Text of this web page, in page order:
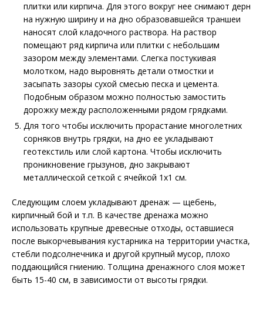
плитки или кирпича. Для этого вокруг нее снимают дерн
на нужную ширину и на дно образовавшейся траншеи
наносят слой кладочного раствора. На раствор
помещают ряд кирпича или плитки с небольшим
зазором между элементами. Слегка постукивая
молотком, надо выровнять детали отмостки и
засыпать зазоры сухой смесью песка и цемента.
Подобным образом можно полностью замостить
дорожку между расположенными рядом грядками.
Для того чтобы исключить прорастание многолетних
сорняков внутрь грядки, на дно ее укладывают
геотекстиль или слой картона. Чтобы исключить
проникновение грызунов, дно закрывают
металлической сеткой с ячейкой 1х1 см.
Следующим слоем укладывают дренаж — щебень,
кирпичный бой и т.п. В качестве дренажа можно
использовать крупные древесные отходы, оставшиеся
после выкорчевывания кустарника на территории участка,
стебли подсолнечника и другой крупный мусор, плохо
поддающийся гниению. Толщина дренажного слоя может
быть 15-40 см, в зависимости от высоты грядки.